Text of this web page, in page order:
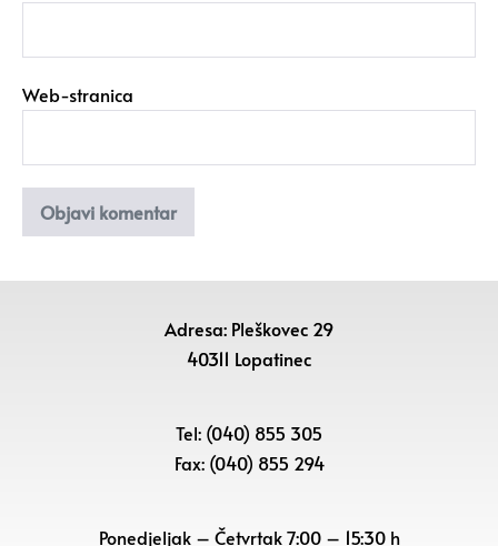
Web-stranica
Adresa: Pleškovec 29
40311 Lopatinec
Tel: (040) 855 305
Fax: (040) 855 294
Ponedjeljak – Četvrtak 7:00 – 15:30 h